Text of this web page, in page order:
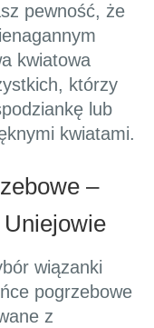
pewność, że
kwiatowa
którzy
lub
kwiatami.
–
Uniejowie
wiązanki
pogrzebowe
z